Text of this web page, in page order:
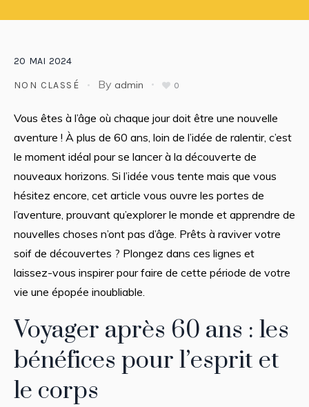
20 MAI 2024
NON CLASSÉ By admin 0
Vous êtes à l’âge où chaque jour doit être une nouvelle
aventure ! À plus de 60 ans, loin de l’idée de ralentir, c’est
le moment idéal pour se lancer à la découverte de
nouveaux horizons. Si l’idée vous tente mais que vous
hésitez encore, cet article vous ouvre les portes de
l’aventure, prouvant qu’explorer le monde et apprendre de
nouvelles choses n’ont pas d’âge. Prêts à raviver votre
soif de découvertes ? Plongez dans ces lignes et
laissez-vous inspirer pour faire de cette période de votre
vie une épopée inoubliable.
Voyager après 60 ans : les
bénéfices pour l’esprit et
le corps